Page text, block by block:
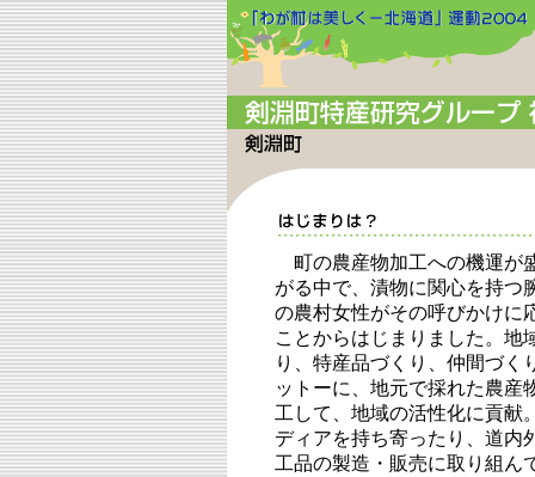
町の農産物加工への機運が
がる中で、漬物に関心を持つ
の農村女性がその呼びかけに
ことからはじまりました。地
り、特産品づくり、仲間づく
ットーに、地元で採れた農産
工して、地域の活性化に貢献
ディアを持ち寄ったり、道内
工品の製造・販売に取り組ん